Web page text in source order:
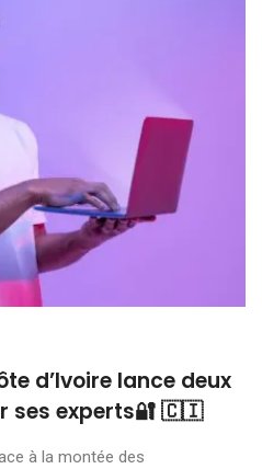
d’Ivoire lance deux
ses experts🔐 🇨🇮
à la montée des